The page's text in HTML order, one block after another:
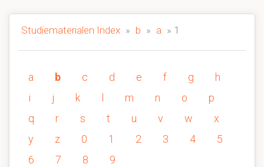
Studiematerialen Index » b » a » 1
a b c d e f g
h
i
j k m n o
p
q
r s t u v w
x
y
z 0 1 2 3 4
5
6
7 8 9